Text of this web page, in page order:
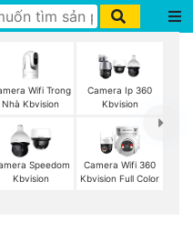
Wifi Trong
Nhà Kbvision
Camera Ip 360
Kbvision
Speedom
Kbvision
Camera Wifi 360
Kbvision Full Color